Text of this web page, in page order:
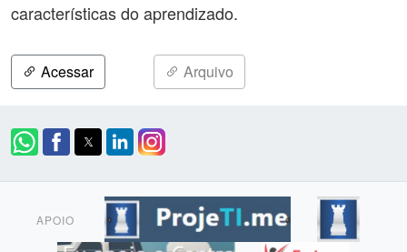
características do aprendizado.
Acessar Arquivo
APOIO